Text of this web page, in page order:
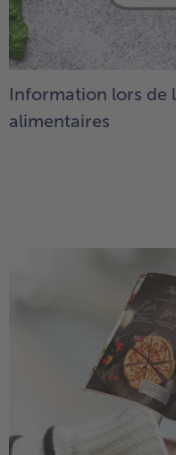
Information lors de
alimentaires